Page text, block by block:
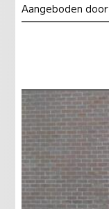
Aangeboden door